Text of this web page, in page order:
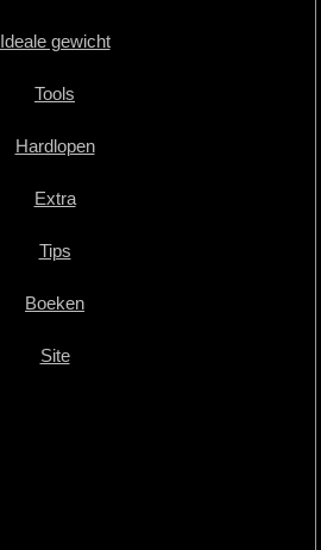
Ideale gewicht
Tools
Hardlopen
Extra
Tips
Boeken
Site